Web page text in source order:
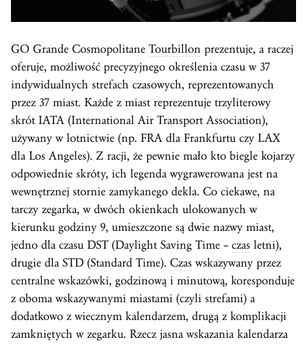
GO Grande Cosmopolitane Tourbillon prezentuje, a raczej
oferuje, możliwość precyzyjnego określenia czasu w 37
indywidualnych strefach czasowych, reprezentowanych
przez 37 miast. Każde z miast reprezentuje trzyliterowy
skrót IATA (International Air Transport Association),
używany w lotnictwie (np. FRA dla Frankfurtu czy LAX
dla Los Angeles). Z racji, że pewnie mało kto biegle kojarzy
odpowiednie skróty, ich legenda wygrawerowana jest na
wewnętrznej stornie zamykanego dekla. Co ciekawe, na
tarczy zegarka, w dwóch okienkach ulokowanych w
kierunku godziny 9, umieszczone są dwie nazwy miast,
jedno dla czasu DST (Daylight Saving Time – czas letni),
drugie dla STD (Standard Time). Czas wskazywany przez
centralne wskazówki, godzinową i minutową, koresponduje
z oboma wskazywanymi miastami (czyli strefami) a
dodatkowo z wiecznym kalendarzem, drugą z komplikacji
zamkniętych w zegarku. Rzecz jasna wskazania kalendarza